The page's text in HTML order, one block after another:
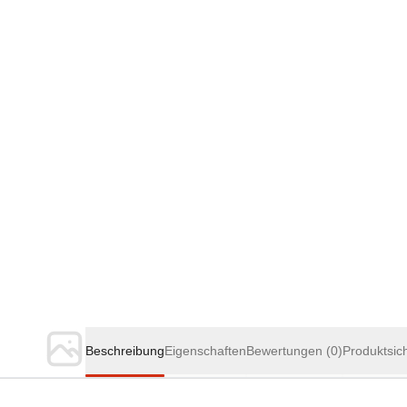
BeschreibungEigenschaftenBewertungen (0)